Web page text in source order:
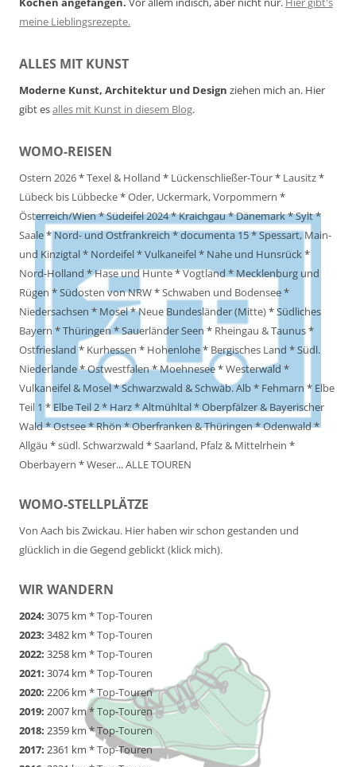
meine Lieblingsrezepte.
ALLES MIT KUNST
Moderne Kunst, Architektur und Design ziehen mich an. Hier
gibt esalles mit Kunst in diesem Blog.
WOMO-REISEN
Ostern 2026*Texel & Holland * Lückenschließer-Tour* Lausitz*
Lübeck bis Lübbecke*Oder, Uckermark, Vorpommern *
Österreich/Wien*Südeifel 2024*Kraichgau*Dänemark*Sylt*
Saale*Nord- und Ostfrankreich*documenta 15*Spessart, Main-
und Kinzigtal* Nordeifel*Vulkaneifel* Nahe und Hunsrück*
Nord-Holland *Hase und Hunte*Vogtland*Mecklenburg und
Rügen *Südosten von NRW*Schwaben und Bodensee*
Niedersachsen * Mosel*Neue Bundesländer (Mitte)*Südliches
Bayern *Thüringen*Sauerländer Seen * Rheingau & Taunus*
Ostfriesland * Kurhessen * Hohenlohe* Bergisches Land *Südl.
Niederlande*Ostwestfalen*Moehnesee*Westerwald *
Vulkaneifel & Mosel*Schwarzwald & Schwäb. Alb* Fehmarn * Elbe
Teil 1 *Elbe Teil 2*Harz*Altmühltal*Oberpfälzer & Bayerischer
Wald*Ostsee*Rhön*Oberfranken & Thüringen*Odenwald*
Allgäu *südl. Schwarzwald *Saarland, Pfalz & Mittelrhein *
Oberbayern *Weser...ALLE TOUREN
WOMO-STELLPLÄTZE
Von Aach bis Zwickau. Hier haben wir schon gestanden und
glücklich in die Gegend geblickt (klick mich).
WIR WANDERN
2024: 3075 km *Top-Touren
2023: 3482 km *Top-Touren
2022: 3258 km *Top-Touren
2021: 3074 km *Top-Touren
2020: 2206 km *Top-Touren
2019: 2007 km *Top-Touren
2018: 2359 km *Top-Touren
2017: 2361 km *Top-Touren